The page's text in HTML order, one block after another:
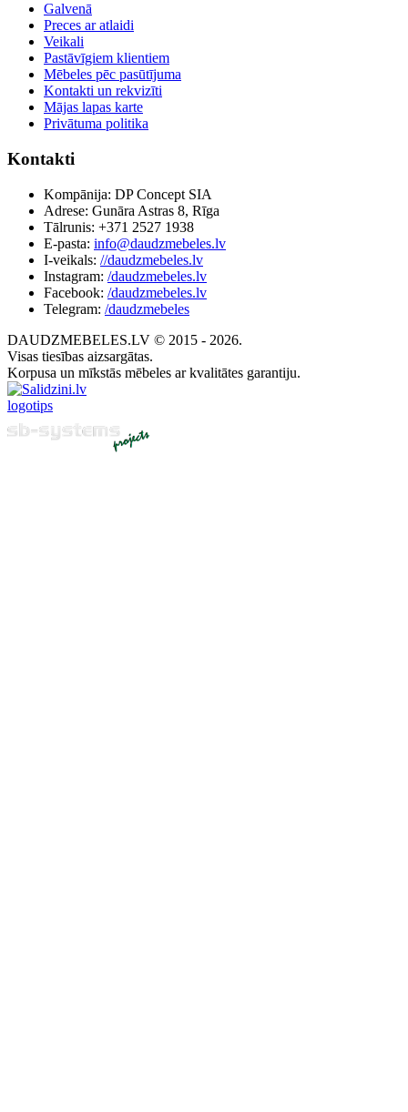
Galvenā
Preces ar atlaidi
Veikali
Pastāvīgiem klientiem
Mēbeles pēc pasūtījuma
Kontakti un rekvizīti
Mājas lapas karte
Privātuma politika
Kontakti
Kompānija: DP Concept SIA
Adrese: Gunāra Astras 8, Rīga
Tālrunis: +371 2527 1938
E-pasta: info@daudzmebeles.lv
I-veikals: //daudzmebeles.lv
Instagram: /daudzmebeles.lv
Facebook: /daudzmebeles.lv
Telegram: /daudzmebeles
DAUDZMEBELES.LV © 2015 - 2026.
Visas tiesības aizsargātas.
Korpusa un mīkstās mēbeles ar kvalitātes garantiju.